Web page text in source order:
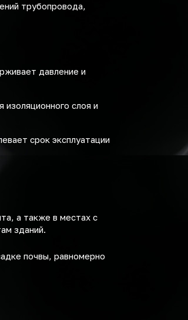
трубопровода,
давление и
слоя и
срок эксплуатации
а также в местах с
зданий.
почвы, равномерно